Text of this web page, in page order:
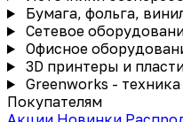
Бумага, фольга,
Сетевое
Офисное
3D принтеры и
Greenworks -
Покупателям